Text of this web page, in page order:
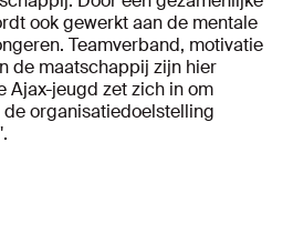
ook gewerkt aan de mentale
Teamverband, motivatie
de maatschappij zijn hier
Ajax-jeugd zet zich in om
organisatiedoelstelling